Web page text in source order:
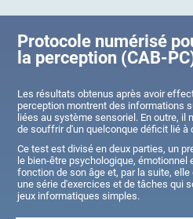
Protocole numérisé
la perception (CAB-
Les résultats obtenus après avoir
perception montrent des informations
liées au système sensoriel. En outre, il
de souffrir d'un quelconque déficit lié à
Ce test est divisé en deux parties, un
le bien-être psychologique, émotionnel
fonction de son âge et, par la suite,
une série d'exercices et de tâches qui
jeux informatiques simples.